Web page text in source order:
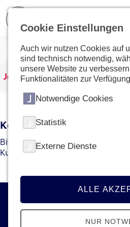
Johanniter Österreich Kurse
Kein Kurs mit dieser ID
Bitte gehen Sie zur
Kurs bzw. die gewünschte
Cookie Einstellungen
Auch wir nutzen Cookies auf
sind technisch notwendig,
unsere Website zu
Funktionalitäten zur
Notwendige Cookies
Statistik
Externe Dienste
ALLE
NUR